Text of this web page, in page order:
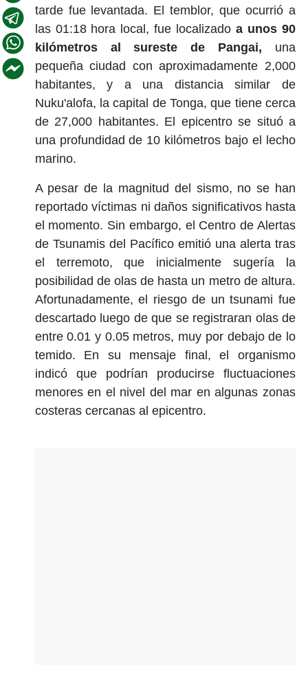
tarde fue levantada. El temblor, que ocurrió a
las 01:18 hora local, fue localizadoa unos 90
kilómetros al sureste de Pangai, una
pequeña ciudad con aproximadamente 2,000
habitantes, y a una distancia similar de
Nuku'alofa, la capital de Tonga, que tiene cerca
de 27,000 habitantes. El epicentro se situó a
una profundidad de 10 kilómetros bajo el lecho
marino.
A pesar de la magnitud del sismo, no se han
reportado víctimas ni daños significativos hasta
el momento. Sin embargo, el Centro de Alertas
de Tsunamis del Pacífico emitió una alerta tras
el terremoto, que inicialmente sugería la
posibilidad de olas de hasta un metro de altura.
Afortunadamente, el riesgo de un tsunami fue
descartado luego de que se registraran olas de
entre 0.01 y 0.05 metros, muy por debajo de lo
temido. En su mensaje final, el organismo
indicó que podrían producirse fluctuaciones
menores en el nivel del mar en algunas zonas
costeras cercanas al epicentro.